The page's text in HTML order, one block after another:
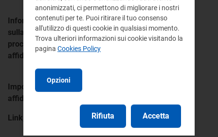
Informazioni
sulla
procedura di
affidamento
Preventivi richiesti: n. 4 (Insight
Technology Solutions S.r.l.;
Softwareone Italia S.r.l.; Telecom Italia
ricevuti: n. 1
Importo di
affidamento
Link
anonimizzati, ci permettono di migliorare i nostri
contenuti per te. Puoi ritirare il tuo consenso
all'utilizzo di questi cookie in qualsiasi momento.
Trova ulteriori informazioni sui cookie visitando la
pagina Cookies Policy
Opzioni
Rifiuta Accetta